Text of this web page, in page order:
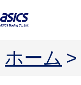
ホーム >